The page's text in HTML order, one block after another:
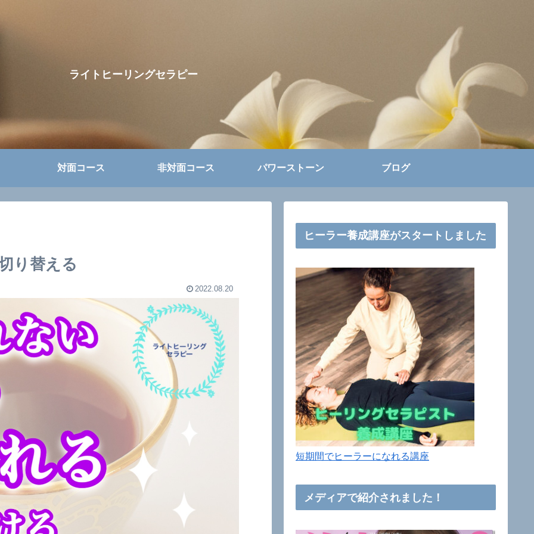
ライトヒーリングセラピー
対面コース 非対面コース パワーストーン ブログ
り替える
2022.08.20
ヒーラー養成講座がスタートしました
短期間でヒーラーになれる講座
メディアで紹介されました！